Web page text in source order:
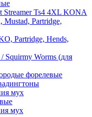
Ts4 4XL KONA
Mustad, Partridge,
Partridge, Hends,
Squirmy Worms (для
форелевые
мух
мух